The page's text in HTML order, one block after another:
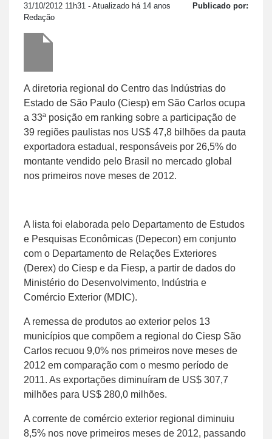
31/10/2012 11h31 - Atualizado há 14 anos
Publicado por:
Redação
A diretoria regional do Centro das Indústrias do
Estado de São Paulo (Ciesp) em São Carlos ocupa
a 33ª posição em ranking sobre a participação de
39 regiões paulistas nos US$ 47,8 bilhões da pauta
exportadora estadual, responsáveis por 26,5% do
montante vendido pelo Brasil no mercado global
nos primeiros nove meses de 2012.
A lista foi elaborada pelo Departamento de Estudos
e Pesquisas Econômicas (Depecon) em conjunto
com o Departamento de Relações Exteriores
(Derex) do Ciesp e da Fiesp, a partir de dados do
Ministério do Desenvolvimento, Indústria e
Comércio Exterior (MDIC).
A remessa de produtos ao exterior pelos 13
municípios que compõem a regional do Ciesp São
Carlos recuou 9,0% nos primeiros nove meses de
2012 em comparação com o mesmo período de
2011. As exportações diminuíram de US$ 307,7
milhões para US$ 280,0 milhões.
A corrente de comércio exterior regional diminuiu
8,5% nos nove primeiros meses de 2012, passando